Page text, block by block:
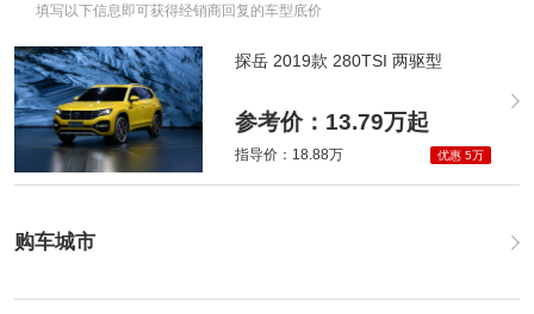
填写以下信息即可获得经销商回复的车型底价
探岳 2019款 280TSI 两驱型
参考价：13.79万起
指导价：18.88万 优惠 5万
购车城市